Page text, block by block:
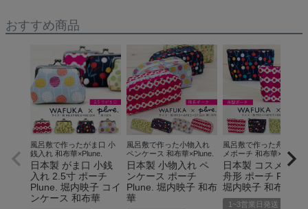
おすすめ商品
風呂敷で作ったがま口 小
銭入れ 和布華×Plune.
日本製 がま口 小銭
入れ 2.5寸 ポーチ
Plune. 堀内映子 コイ
ンケース 和布華
風呂敷で作った小物入れ
ペンケース 和布華×Plune.
日本製 小物入れ ペ
ンケース ポーチ
Plune. 堀内映子 和布
華
風呂敷で作った舟形 コス
メポーチ 和布華×Plune.
日本製 コスメポー
舟形 ポーチ Plune.
堀内映子 和布華
1~3営業日発送